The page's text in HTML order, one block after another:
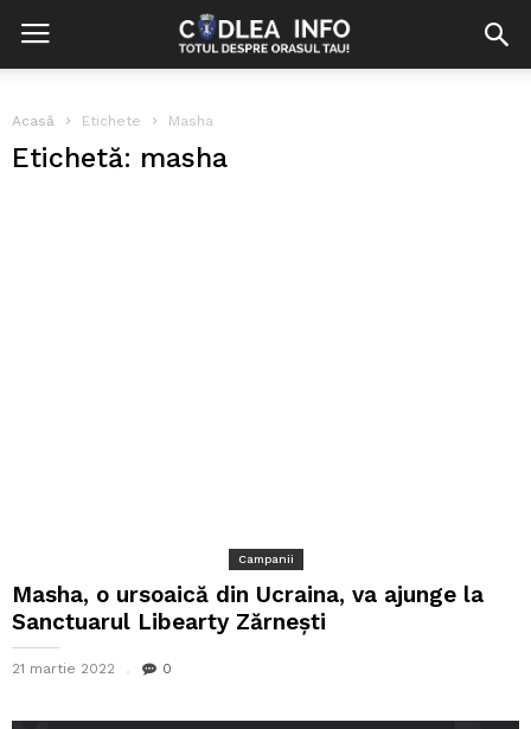
Acasă Etichete Masha
Etichetă: masha
Campanii
Masha, o ursoaică din Ucraina, va ajunge la
Sanctuarul Libearty Zărnești
21 martie 2022 0